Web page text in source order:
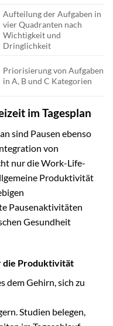
Aufteilung der Aufgaben in
vier Quadranten nach
Wichtigkeit und
Dringlichkeit
Priorisierung von Aufgaben
in A, B und C Kategorien
im Tagesplan
sind Pausen ebenso
von
nur die Work-Life-
Produktivität
Pausenaktivitäten
Gesundheit
die Produktivität
dem Gehirn, sich zu
Studien belegen,